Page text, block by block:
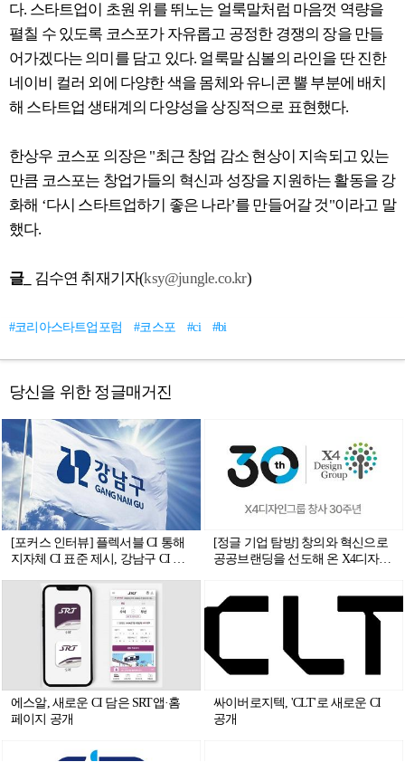
다. 스타트업이 초원 위를 뛰노는 얼룩말처럼 마음껏 역량을
펼칠 수 있도록 코스포가 자유롭고 공정한 경쟁의 장을 만들
어가겠다는 의미를 담고 있다. 얼룩말 심볼의 라인을 딴 진한
네이비 컬러 외에 다양한 색을 몸체와 유니콘 뿔 부분에 배치
해 스타트업 생태계의 다양성을 상징적으로 표현했다.
한상우 코스포 의장은 "최근 창업 감소 현상이 지속되고 있는
만큼 코스포는 창업가들의 혁신과 성장을 지원하는 활동을 강
화해 ‘다시 스타트업하기 좋은 나라’를 만들어갈 것"이라고 말
했다.
글_ 김수연 취재기자(ksy@jungle.co.kr)
#코리아스타트업포럼 #코스포 #ci #bi
당신을 위한 정글매거진
[포커스 인터뷰] 플렉서블 CI 통해
지자체 CI 표준 제시, 강남구 CI 리
[정글 기업 탐방] 창의와 혁신으로
공공브랜딩을 선도해 온 X4디자인
에스알, 새로운 CI 담은 SRT앱·홈
페이지 공개
싸이버로지텍, 'CLT'로 새로운 CI
공개